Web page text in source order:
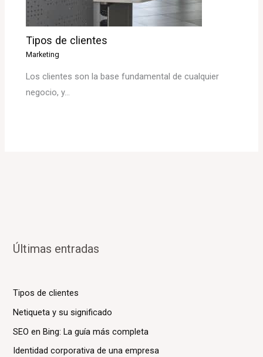
Tipos de clientes
Marketing
Los clientes son la base fundamental de cualquier
negocio, y…
Últimas entradas
Tipos de clientes
Netiqueta y su significado
SEO en Bing: La guía más completa
Identidad corporativa de una empresa